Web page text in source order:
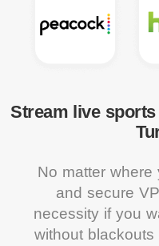
Stream live
No matter where
and secure
necessity if you
without